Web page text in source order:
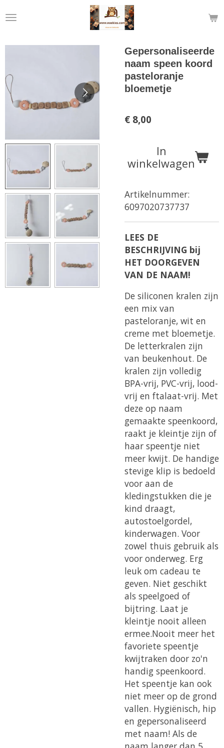
direct
de
Gepersonaliseerde
naam speen koord
pasteloranje
bloemetje
€ 8,00
In
winkelwagen
Artikelnummer:
6097020737737
LEES DE
BESCHRIJVING bij
HET DOORGEVEN
VAN DE NAAM!
De siliconen kralen zijn
een mix van
pasteloranje, wit en
creme met bloemetje.
De letterkralen zijn
van beukenhout. De
kralen zijn volledig
BPA-vrij, PVC-vrij, lood-
vrij en ftalaat-vrij. Met
deze op naam
gemaakte speenkoord,
raakt je kleintje zijn of
haar speentje niet
meer kwijt. De handige
stevige klip is bedoeld
voor aan de
kledingstukken die je
kind draagt,
autostoelgordel,
kinderwagen. Voor
zowel thuis gebruik als
voor onderweg. Erg
leuk om cadeau te
geven. Niet geschikt
als speelgoed of
bijtring. Laat je
kleintje nooit alleen
ermee.Nooit meer het
favoriete speentje
kwijtraken door zo'n
handig speenkoord.
Het speentje kan ook
niet meer op de grond
vallen. Hygiënisch, hip
en gepersonaliseerd
met naam! Als de